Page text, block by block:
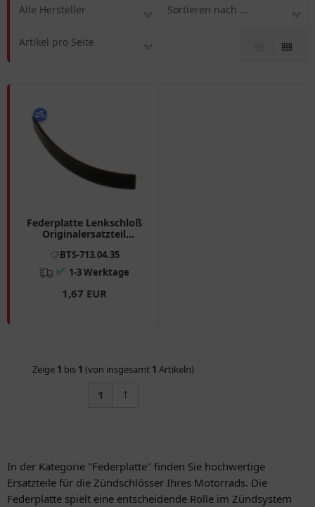
Alle Hersteller Sortieren nach ...
Artikel pro Seite
Federplatte Lenkschloß
Originalersatzteil
PK, P, N
BTS-713.04.35
✅ 1-3 Werktage
1,67 EUR
Zeige 1 bis 1 (von insgesamt 1 Artikeln)
1
In der Kategorie "Federplatte" finden Sie hochwertige
Ersatzteile für die Zündschlösser Ihres Motorrads. Die
Federplatte spielt eine entscheidende Rolle im Zündsystem